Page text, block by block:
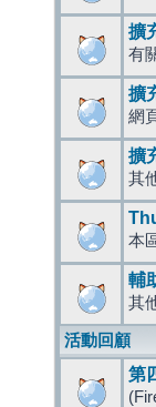
擴
有
擴
網
擴
其
本
輔
其
活動回顧
第